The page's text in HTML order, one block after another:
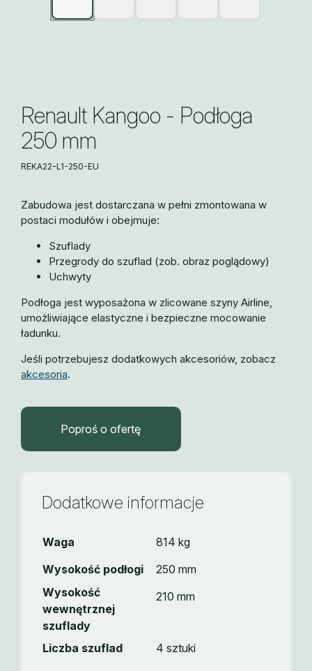
Renault Kangoo - Podłoga
250 mm
REKA22-L1-250-EU
Zabudowa jest dostarczana w pełni zmontowana w
postaci modułów i obejmuje:
Szuflady
Przegrody do szuflad (zob. obraz poglądowy)
Uchwyty
Podłoga jest wyposażona w zlicowane szyny Airline,
umożliwiające elastyczne i bezpieczne mocowanie
ładunku.
Jeśli potrzebujesz dodatkowych akcesoriów, zobacz
akcesoria.
Poproś o ofertę
Dodatkowe informacje
Waga
814 kg
Wysokość podłogi
250 mm
Wysokość
wewnętrznej
szuflady
210 mm
Liczba szuflad 4 sztuki